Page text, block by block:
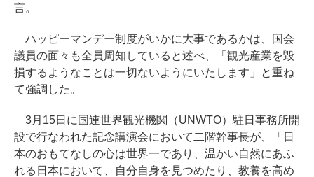
言。
ハッピーマンデー制度がいかに大事であるかは、国会
議員の面々も全員周知していると述べ、「観光産業を毀
損するようなことは一切ないようにいたします」と重ね
て強調した。
3月15日に国連世界観光機関（UNWTO）駐日事務所開
設で行なわれた記念講演会において二階幹事長が、「日
本のおもてなしの心は世界一であり、温かい自然にあふ
れる日本において、自分自身を見つめたり、教養を高め